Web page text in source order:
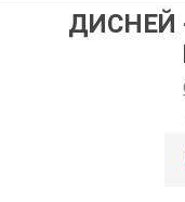
ДИСНЕЙ